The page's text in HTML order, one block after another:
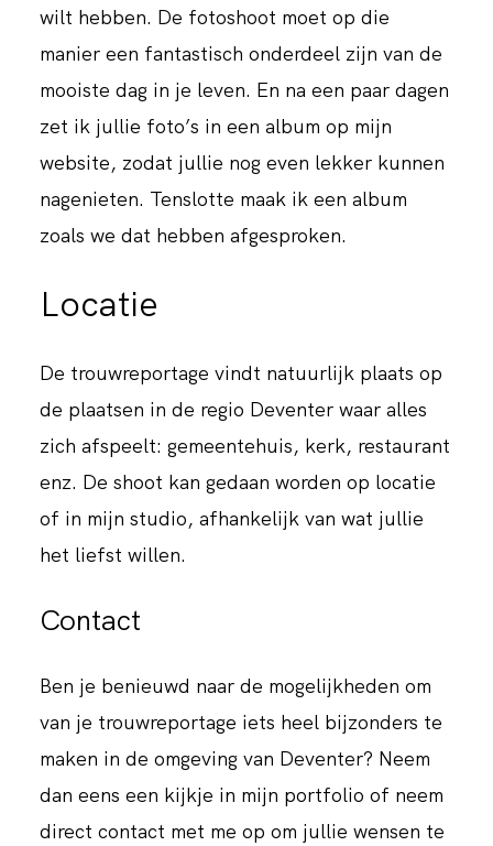
wilt hebben. De fotoshoot moet op die
manier een fantastisch onderdeel zijn van de
mooiste dag in je leven. En na een paar dagen
zet ik jullie foto’s in een album op mijn
website, zodat jullie nog even lekker kunnen
nagenieten. Tenslotte maak ik een album
zoals we dat hebben afgesproken.
Locatie
De trouwreportage vindt natuurlijk plaats op
de plaatsen in de regio Deventer waar alles
zich afspeelt: gemeentehuis, kerk, restaurant
enz. De shoot kan gedaan worden op locatie
of in mijn studio, afhankelijk van wat jullie
het liefst willen.
Contact
Ben je benieuwd naar de mogelijkheden om
van je trouwreportage iets heel bijzonders te
maken in de omgeving van Deventer? Neem
dan eens een kijkje in mijn portfolio of neem
direct contact met me op om jullie wensen te